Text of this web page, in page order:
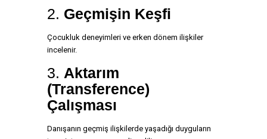
2. Geçmişin Keşfi
Çocukluk deneyimleri ve erken dönem ilişkiler
incelenir.
3. Aktarım
(Transference)
Çalışması
Danışanın geçmiş ilişkilerde yaşadığı duyguların